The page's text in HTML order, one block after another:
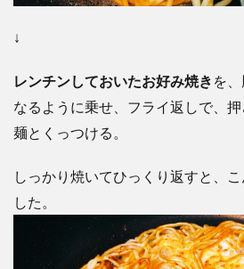
↓
レンチンしておいたお好み焼き を
なるように乗せ、 フライ返しで、
麺とくっつける。
しっかり焼いてひっくり返すと、
した。